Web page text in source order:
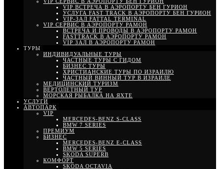
VIP ВСТРЕЧА В АЭРОПОРТУ БЕН ГУРИОН
УСЛУГА FAST TRACK В АЭРОПОРТУ БЕН ГУРИОН
VIP-ЗАЛ FATTAL TERMINAL
VIP СЕРВИС В АЭРОПОРТУ РАМОН
ВСТРЕЧА И ПРОВОДЫ В АЭРОПОРТУ РАМОН
FASTTRACK В АЭРОПОРТУ РАМОН
VIP ЗАЛ В АЭРОПОРТУ РАМОН
ТУРЫ
ИНДИВИДУАЛЬНЫЕ ТУРЫ
ЧАСТНЫЕ ТУРЫ С ГИДОМ
БИЗНЕС ТУРЫ
ХРИСТИАНСКИЕ ТУРЫ ПО ИЗРАИЛЮ
ЧАСТНЫЙ ВИННЫЙ ТУР В ИЗРАИЛЕ
МЕДИЦИНСКИЙ ТУРИЗМ
ВЕРТОЛЕТНЫЙ ТУР
МОРСКАЯ РЫБАЛКА НА ЯХТЕ
УСЛУГИ
АВТОПАРК
VIP
MERCEDES-BENZ S-CLASS
BMW 7 SERIES
ПРЕМИУМ
БИЗНЕС
MERCEDES-BENZ E-CLASS
BMW 5 SERIES
SKODA SUPERB
КОМФОРТ
SKODA OCTAVIA